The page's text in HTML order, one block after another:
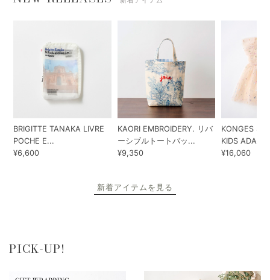
BRIGITTE TANAKA LIVRE
POCHE E...
¥6,600
KAORI EMBROIDERY. リバ
ーシブルトートバッ...
¥9,350
KONGES
KIDS ADA...
¥16,060
新着アイテムを見る
PICK-UP!